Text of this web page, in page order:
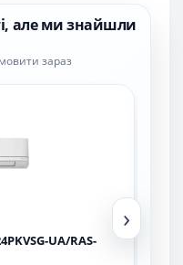
але ми знайшли
зараз
UA/RAS-
›